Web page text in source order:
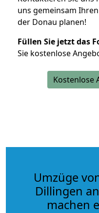
uns gemeinsam
der Donau planen!
Füllen Sie jetzt das
Sie kostenlose
Kostenlose
Umzüge
Dillingen
machen